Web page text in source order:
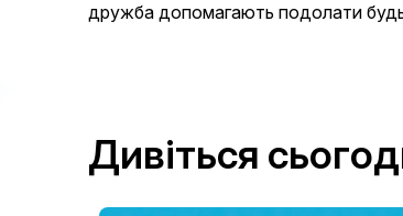
дружба допомагають подолати
Дивіться